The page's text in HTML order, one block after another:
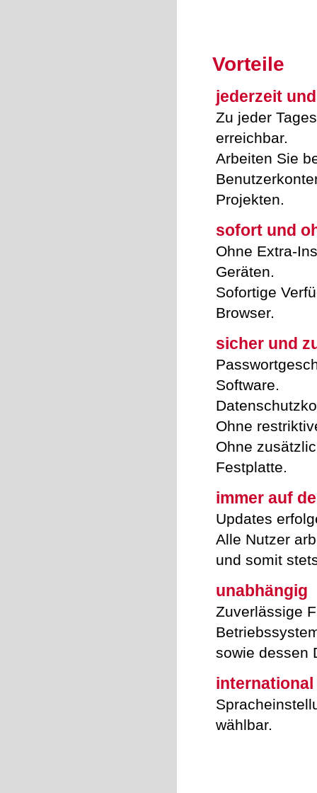
Vorteile
jederzeit
Zu jeder
erreichbar.
Arbeiten Sie
Projekten.
sofort und
Ohne Extra-
Geräten.
Sofortige
Browser.
sicher und
Software.
Ohne
Ohne
Festplatte.
immer auf
Updates
Alle Nutzer
und somit
unabhängig
Zuverlässige
sowie dessen
wählbar.